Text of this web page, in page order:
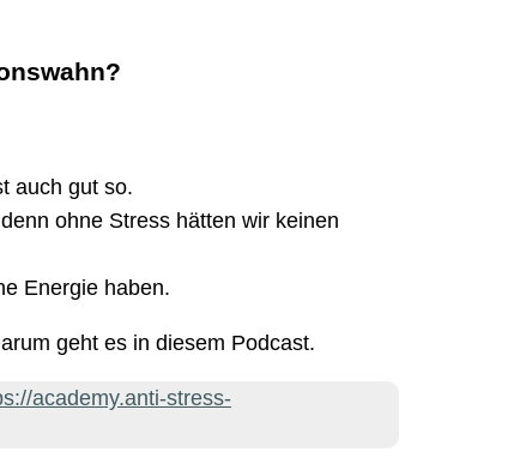
auch gut so.
ohne Stress hätten wir keinen
Energie haben.
geht es in diesem Podcast.
academy.anti-stress-